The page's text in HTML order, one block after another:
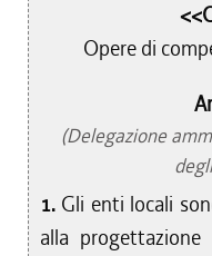
Opere di
(Delegazione
1. Gli enti locali
alla